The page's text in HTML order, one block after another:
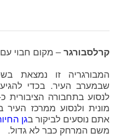
קרלסבורגר– מקום חבוי עם
המבורגריה זו נמצאת
שבמערב העיר. בכדי
אתם נוסעים לביקור בגן
משם המרחק כבר לא גדול.